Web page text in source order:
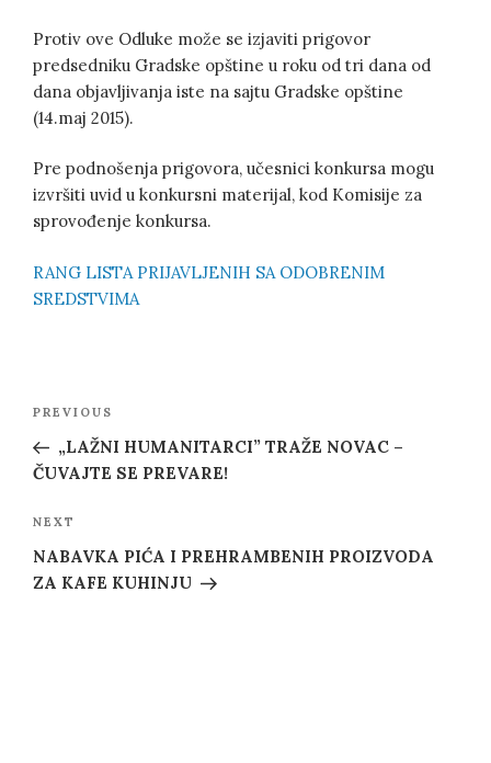
Protiv ove Odluke može se izjaviti prigovor
predsedniku Gradske opštine u roku od tri dana od
dana objavljivanja iste na sajtu Gradske opštine
(14.maj 2015).
Pre podnošenja prigovora, učesnici konkursa mogu
izvršiti uvid u konkursni materijal, kod Komisije za
sprovođenje konkursa.
RANG LISTA PRIJAVLJENIH SA ODOBRENIM
SREDSTVIMA
Post
navigation
Previous
Post
PREVIOUS
„LAŽNI HUMANITARCI” TRAŽE NOVAC –
ČUVAJTE SE PREVARE!
Next
Post
NEXT
NABAVKA PIĆA I PREHRAMBENIH PROIZVODA
ZA KAFE KUHINJU